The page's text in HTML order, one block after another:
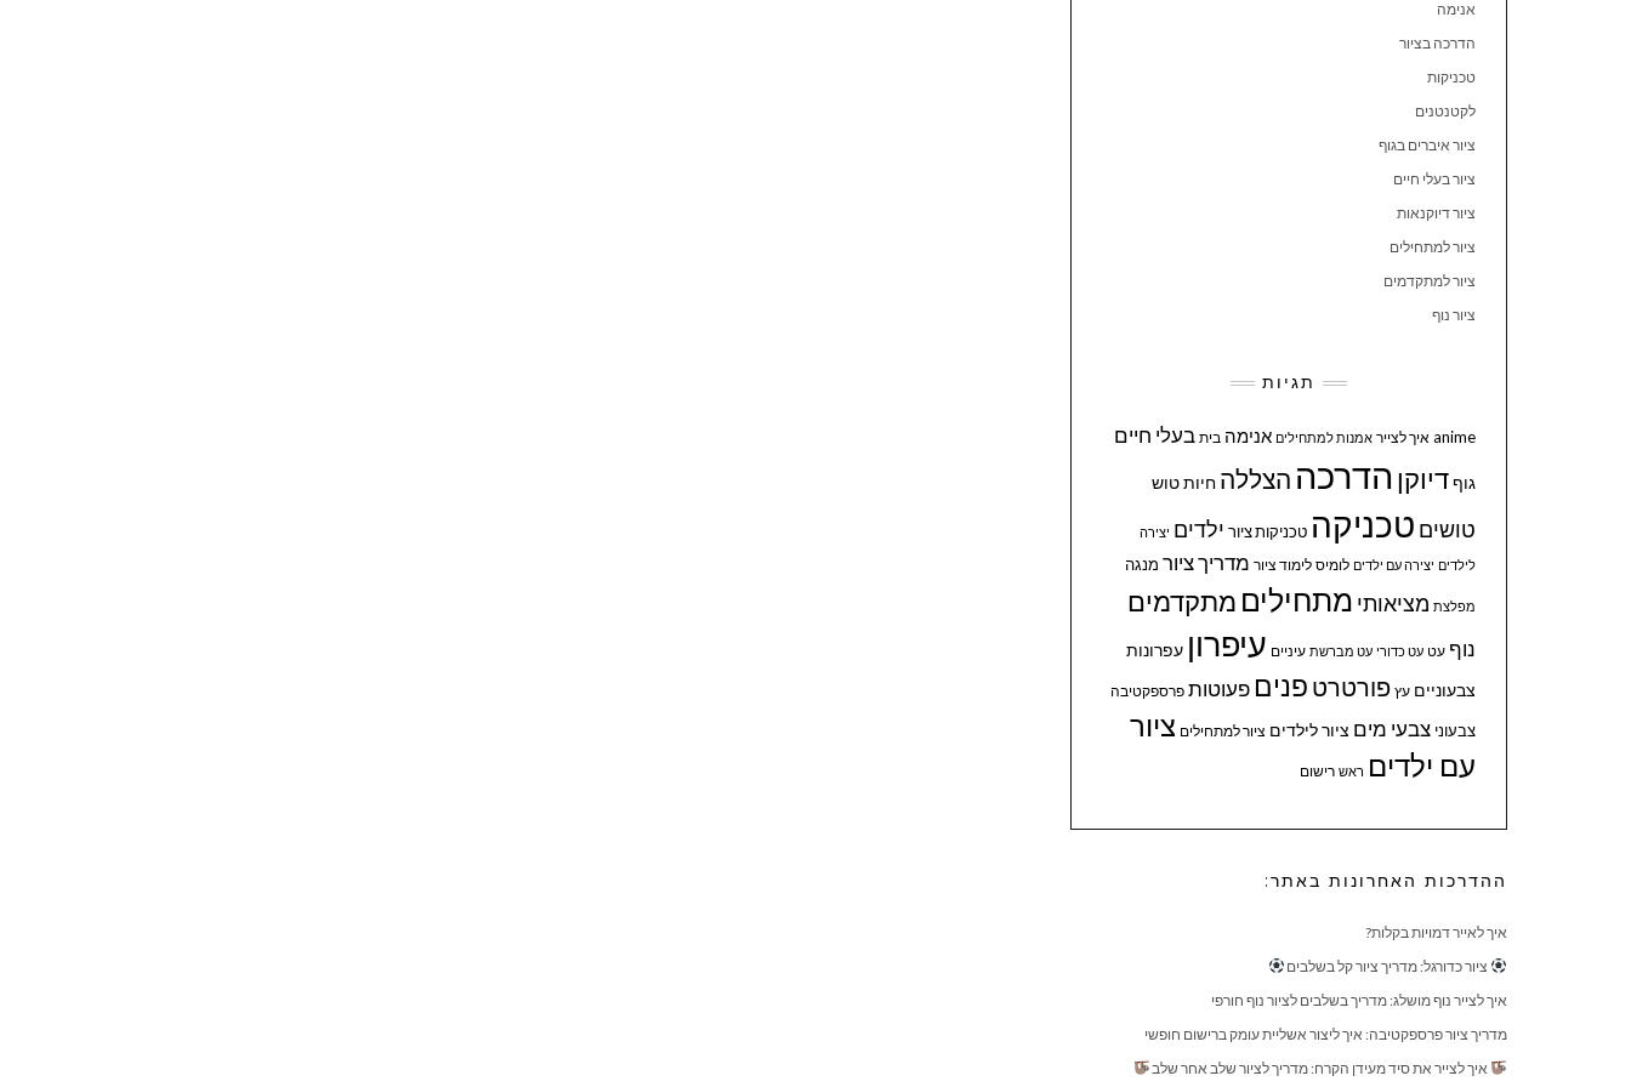
אנימה
הדרכה בציור
טכניקות
לקטנטנים
ציור איברים בגוף
ציור בעלי חיים
ציור דיוקנאות
ציור למתחילים
ציור למתקדמים
ציור נוף
תגיות
anime איך לצייר אמנות למתחילים אנימה בית בעלי חיים
גוףדיוקן הדרכה הצללה חיותטוש
טושים טכניקה טכניקות ציור ילדים יצירה
לילדים יצירה עם ילדים לומיס לימוד ציור מדריך ציור מנגה
מפלצת מציאותי מתחילים מתקדמים
נוף עט עט כדורי עט מברשת עיניים עיפרון עפרונות
צבעוניים עץ פורטרט פנים פעוטות פרספקטיבה
צבעוני צבעי מים ציור לילדים ציור למתחילים ציור
עם ילדים ראש רישום
ההדרכות האחרונות באתר:
איך לאייר דמויות בקלות?
ציור כדורגל: מדריך ציור קל בשלבים
איך לצייר נוף מושלג: מדריך בשלבים לציור נוף חורפי
מדריך ציור פרספקטיבה: איך ליצור אשליית עומק ברישום חופשי
איך לצייר את סיד מעידן הקרח: מדריך לציור שלב אחר שלב